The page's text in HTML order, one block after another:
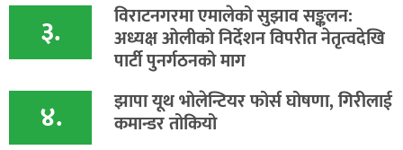
३. विराटनगरमा एमालेको सुझाव सङ्कलन:
अध्यक्ष ओलीको निर्देशन विपरीत नेतृत्वदेखि
पार्टी पुनर्गठनको माग
४. झापा यूथ भोलेन्टियर फोर्स घोषणा, गिरीलाई
कमान्डर तोकियो